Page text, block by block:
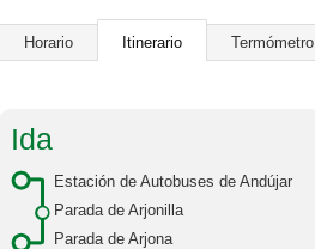
Horario Itinerario Termómetro
Ida
Estación de Autobuses de Andújar
Parada de Arjonilla
Parada de Arjona